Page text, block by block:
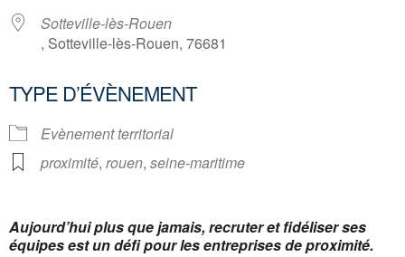
Sotteville-lès-Rouen
, Sotteville-lès-Rouen, 76681
TYPE D’ÉVÈNEMENT
Evènement territorial
proximité, rouen, seine-maritime
Aujourd’hui plus que jamais, recruter et fidéliser ses
équipes est un défi pour les entreprises de proximité.